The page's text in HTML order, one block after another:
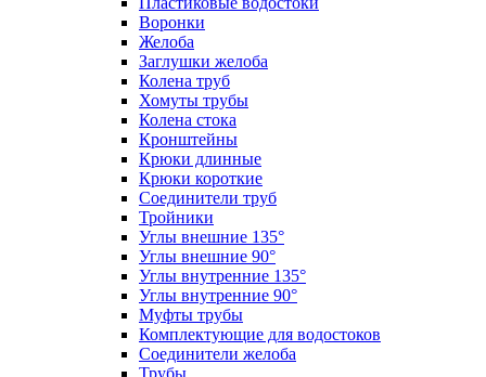
Воронки
Желоба
Заглушки желоба
Колена труб
Хомуты трубы
Колена стока
Кронштейны
Крюки длинные
Крюки короткие
Соединители труб
Тройники
Углы внешние 135°
Углы внешние 90°
Углы внутренние 135°
Углы внутренние 90°
Муфты трубы
Комплектующие для водостоков
Соединители желоба
Трубы